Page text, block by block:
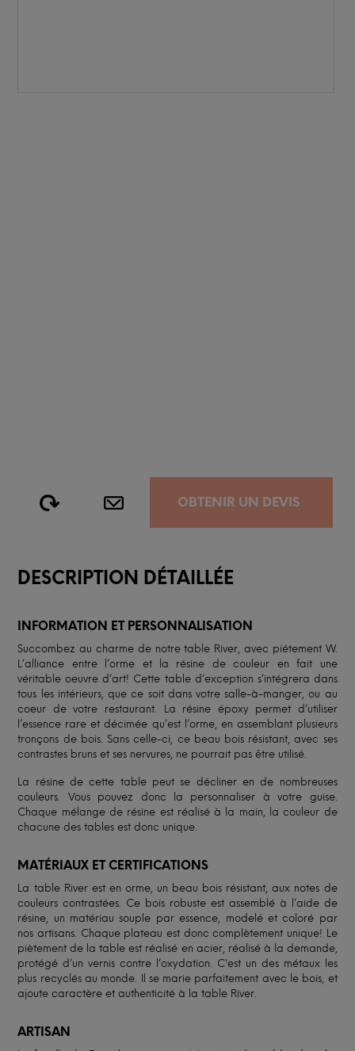
OBTENIR UN DEVIS
DESCRIPTION DÉTAILLÉE
INFORMATION ET PERSONNALISATION
Succombez au charme de notre table River, avec piétement W.
L’alliance entre l’orme et la résine de couleur en fait une
véritable oeuvre d’art! Cette table d’exception s’intégrera dans
tous les intérieurs, que ce soit dans votre salle-à-manger, ou au
coeur de votre restaurant. La résine époxy permet d’utiliser
l’essence rare et décimée qu’est l’orme, en assemblant plusieurs
tronçons de bois. Sans celle-ci, ce beau bois résistant, avec ses
contrastes bruns et ses nervures, ne pourrait pas être utilisé.
La résine de cette table peut se décliner en de nombreuses
couleurs. Vous pouvez donc la personnaliser à votre guise.
Chaque mélange de résine est réalisé à la main, la couleur de
chacune des tables est donc unique.
MATÉRIAUX ET CERTIFICATIONS
La table River est en orme, un beau bois résistant, aux notes de
couleurs contrastées. Ce bois robuste est assemblé à l’aide de
résine, un matériau souple par essence, modelé et coloré par
nos artisans. Chaque plateau est donc complètement unique! Le
piètement de la table est réalisé en acier, réalisé à la demande,
protégé d’un vernis contre l’oxydation. C'est un des métaux les
plus recyclés au monde. Il se marie parfaitement avec le bois, et
ajoute caractère et authenticité à la table River.
ARTISAN